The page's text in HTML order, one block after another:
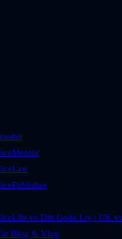
vs Ditt Gode Liv | UK
Blog & Vlog